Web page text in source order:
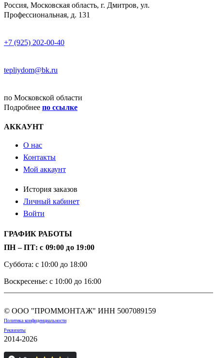
Россия, Московская область, г. Дмитров, ул.
Профессиональная, д. 131
+7 (925) 202-00-40
tepliydom@bk.ru
по Московской области
Подробнее по ссылке
АККАУНТ
О нас
Контакты
Мой аккаунт
История заказов
Личный кабинет
Войти
ГРАФИК РАБОТЫ
ПН – ПТ: с 09:00 до 19:00
Суббота: с 10:00 до 18:00
Воскресенье: с 10:00 до 16:00
© ООО "ПРОММОНТАЖ" ИНН 5007089159
Политика конфиденциальности
Реквизиты
2014-2026